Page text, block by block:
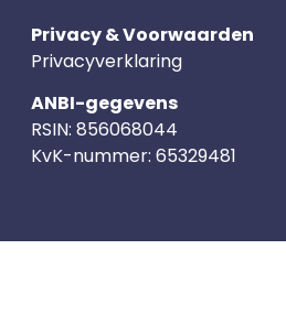
Privacy & Voorwaarden
Privacyverklaring
ANBI-gegevens
RSIN: 856068044
KvK-nummer: 65329481